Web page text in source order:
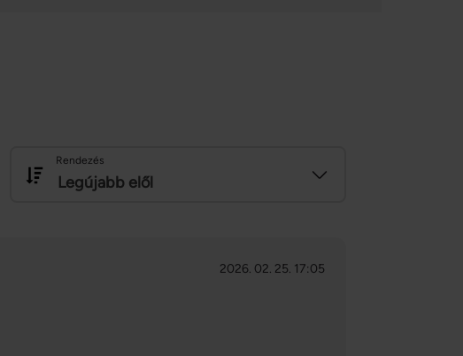
Legújabb elől
Rendezés
2026. 02. 25. 17:05